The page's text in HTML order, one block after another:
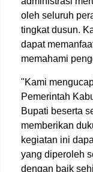
oleh seluruh
tingkat dusun.
dapat
memahami
"Kami
Pemerintah
Bupati beserta
memberikan
kegiatan ini
yang diperoleh
dengan baik